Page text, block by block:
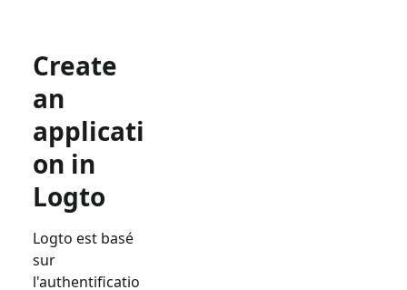
Create
an
applicati
on in
Logto
Logto est basé
sur
l'authentificatio